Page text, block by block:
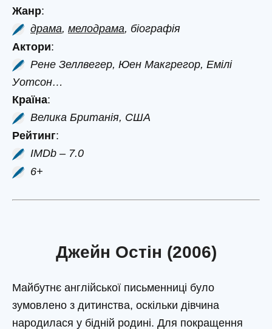
Жанр:
драма, мелодрама, біографія
Актори:
Рене Зеллвегер, Юен Макгрегор, Емілі
Уотсон…
Країна:
Велика Британія, США
Рейтинг:
IMDb – 7.0
6+
Джейн Остін (2006)
Майбутнє англійської письменниці було
зумовлено з дитинства, оскільки дівчина
народилася у бідній родині. Для покращення